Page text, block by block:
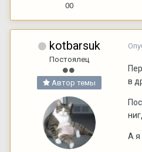
00
kotbarsuk
Постоялец
Автор темы
в
А я